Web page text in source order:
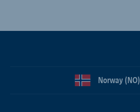
Norway (NO)